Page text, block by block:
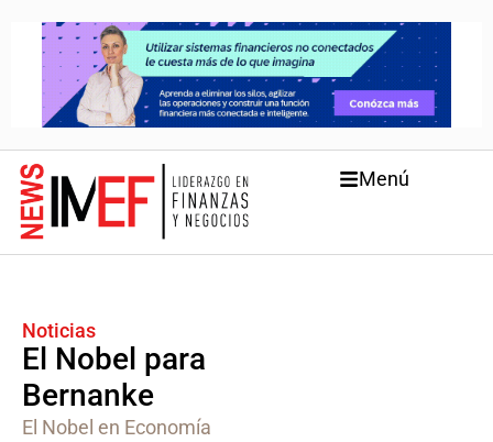
Menú
Noticias
El Nobel para
Bernanke
El Nobel en Economía